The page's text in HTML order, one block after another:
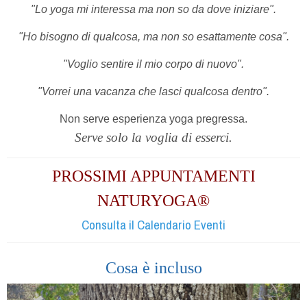
"Lo yoga mi interessa ma non so da dove iniziare".
"Ho bisogno di qualcosa, ma non so esattamente cosa".
"Voglio sentire il mio corpo di nuovo".
"Vorrei una vacanza che lasci qualcosa dentro".
Non serve esperienza yoga pregressa.
Serve solo la voglia di esserci.
PROSSIMI APPUNTAMENTI
NATURYOGA®
Consulta il Calendario Eventi
Cosa è incluso